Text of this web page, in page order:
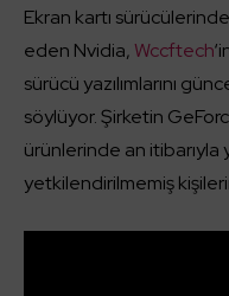
Ekran kartı
eden Nvidia, Wccftech
sürücü yazılımlarını
söylüyor. Şirketin
ürünlerinde an itibarıyla
yetkilendirilmemiş